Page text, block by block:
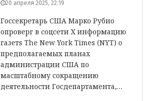
20 апреля 2025, 22:19
Госсекретарь США Марко Рубио
опроверг в соцсети X информацию
газетs The New York Times (NYT) о
предполагаемых планах
администрации США по
масштабному сокращению
деятельности Госдепартамента,…